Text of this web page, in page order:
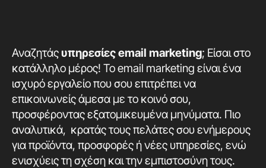
Αναζητάςυπηρεσίες email marketing; Είσαι στο
κατάλληλο μέρος! Το email marketing είναι ένα
ισχυρό εργαλείο που σου επιτρέπει να
επικοινωνείς άμεσα με το κοινό σου,
προσφέροντας εξατομικευμένα μηνύματα. Πιο
αναλυτικά, κρατάς τους πελάτες σου ενήμερους
για προϊόντα, προσφορές ή νέες υπηρεσίες, ενώ
ενισχύεις τη σχέση και την εμπιστοσύνη τους.